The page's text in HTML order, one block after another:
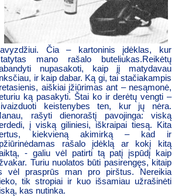
Čia – kartoninis įdėklas, kur
mano rašalo buteliukas.Reikėtų
nupasakoti, kaip jį matydavau
ir kaip dabar. Ką gi, tai stačiakampis
aiškiai įžiūrimas ant – nesąmonė,
ką pasakyti. Štai ko ir derėtų vengti –
keistenybes ten, kur jų nėra.
rašyti dienoraštį pavojinga: viską
į viską giliniesi, iškraipai tiesą. Kita
kiekvieną akimirką – kad ir
rašalo įdėklą ar kokį kitą
- galiu vėl patirti tą patį įspūdį kaip
Turiu nuolatos būti pasirengęs, kitaip
vėl prasprūs man pro pirštus. Nereikia
tik stropiai ir kuo išsamiau užrašinėti
kas nutinka.